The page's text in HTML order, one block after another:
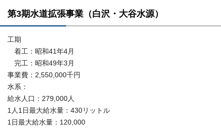
第3期水道拡張事業（白沢・大谷水源）
工期
着工：昭和41年4月
完工：昭和49年3月
事業費：2,550,000千円
水系：
給水人口：279,000人
1人1日最大給水量：430リットル
1日最大給水量：120,000